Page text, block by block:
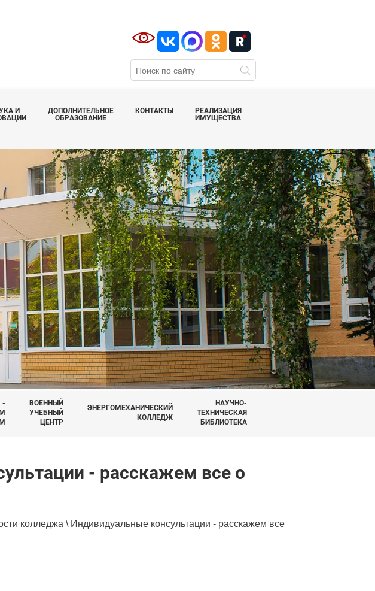
И
ДОПОЛНИТЕЛЬНОЕ
ОБРАЗОВАНИЕ
КОНТАКТЫ
РЕАЛИЗАЦИЯ
ИМУЩЕСТВА
-
ВОЕННЫЙ
УЧЕБНЫЙ
ЦЕНТР
ЭНЕРГОМЕХАНИЧЕСКИЙ
КОЛЛЕДЖ
НАУЧНО-
ТЕХНИЧЕСКАЯ
БИБЛИОТЕКА
- расскажем все о
колледжа \ Индивидуальные консультации - расскажем все